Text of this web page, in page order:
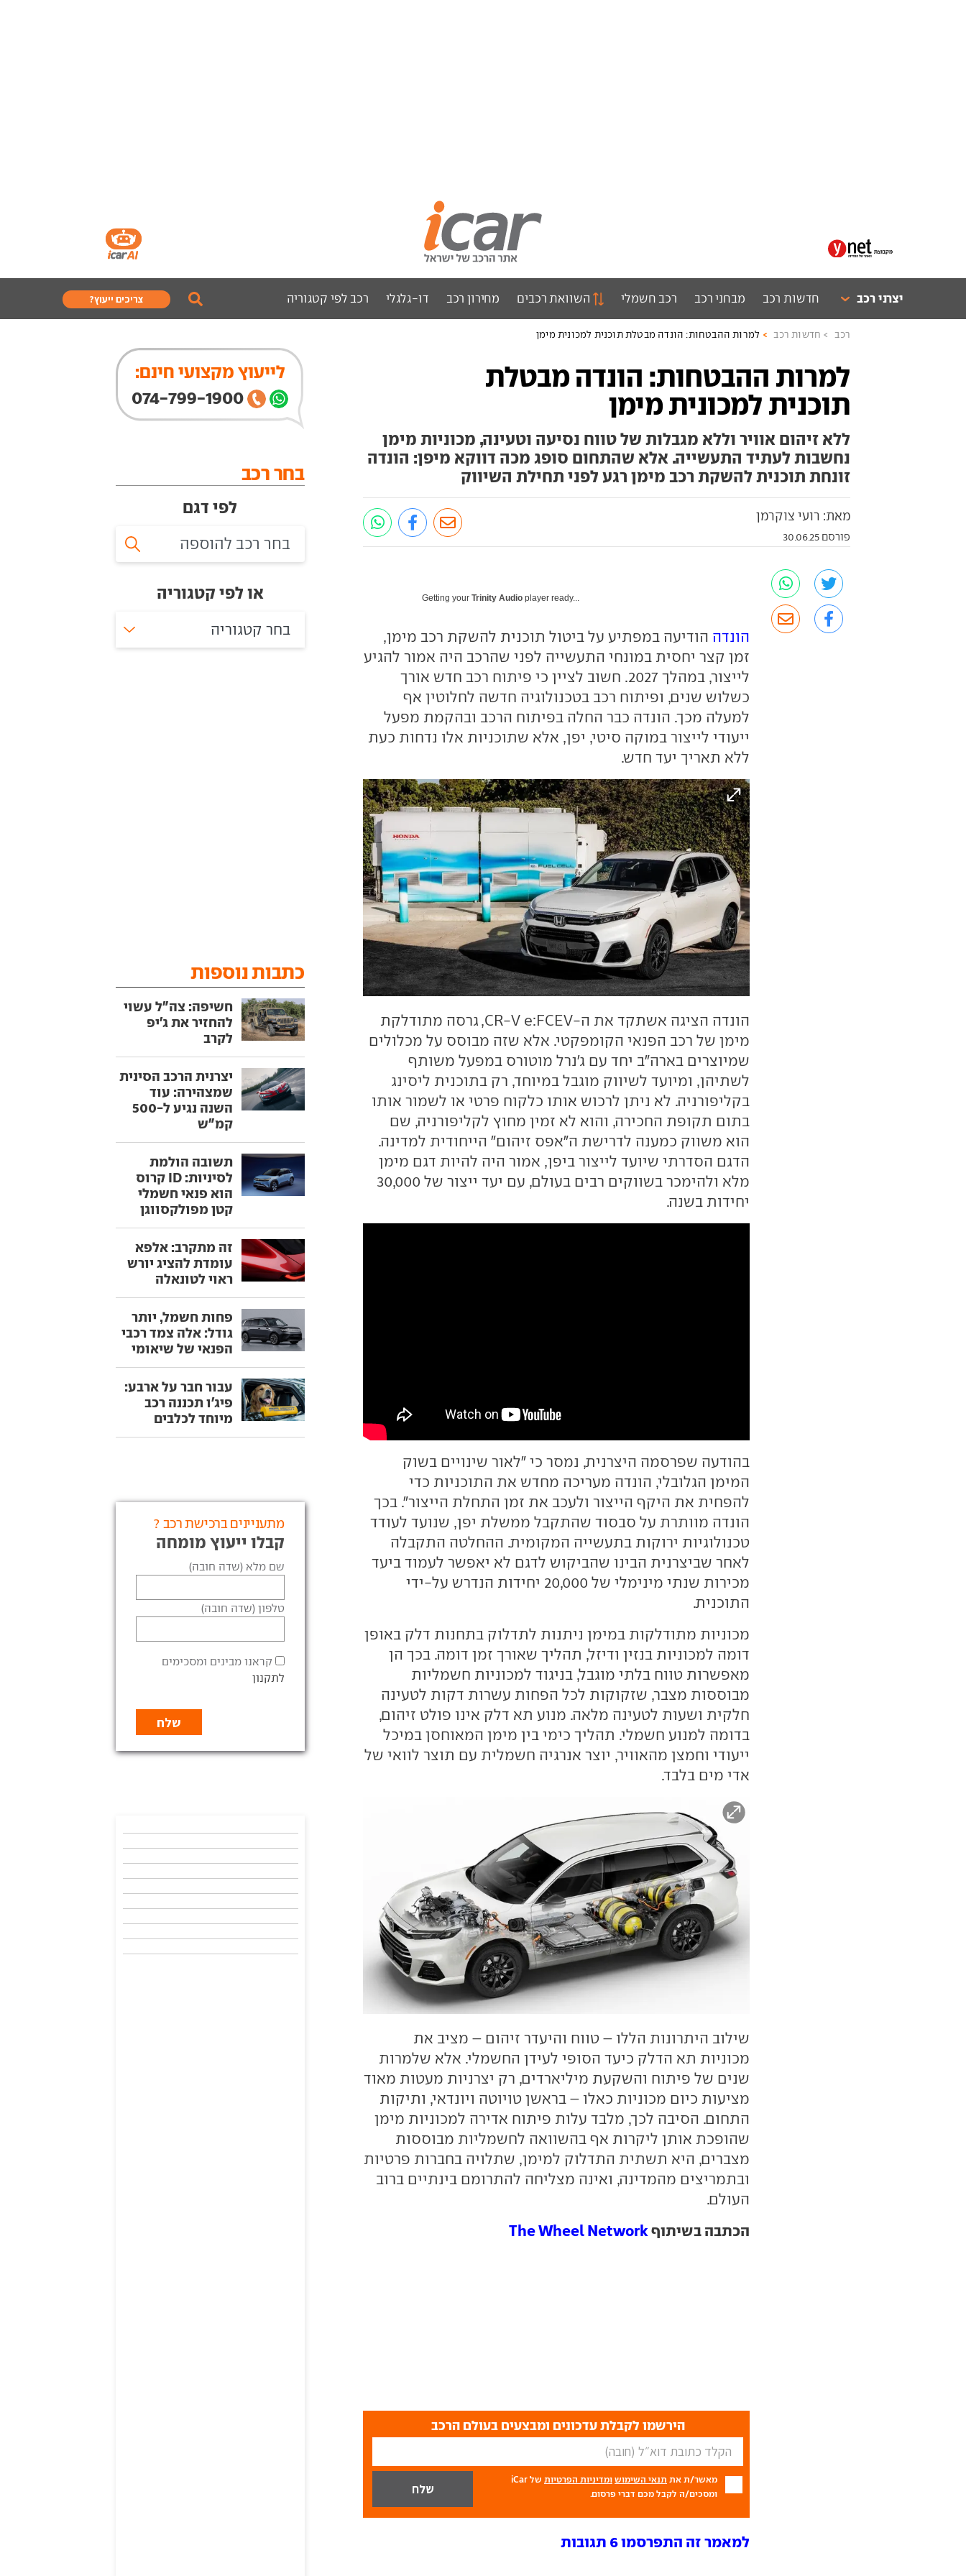
יצרני רכב חדשות רכב מבחני רכב רכב חשמלי השוואת רכבים מחירון רכב דו-גלגלי רכב לפי קטגוריה צריכים ייעוץ?
רכב חדשות רכב למרות ההבטחות: הונדה מבטלת תוכנית למכונית מימן
למרות ההבטחות: הונדה מבטלת
תוכנית למכונית מימן
ללא זיהום אוויר וללא מגבלות של טווח נסיעה וטעינה, מכוניות מימן
נחשבות לעתיד התעשייה. אלא שהתחום סופג מכה דווקא מיפן: הונדה
זונחת תוכנית להשקת רכב מימן רגע לפני תחילת השיווק
מאת: רועי צוקרמן
פורסם 30.06.25
Getting yourTrinity Audio player ready...
הונדה הודיעה במפתיע על ביטול תוכנית להשקת רכב מימן,
זמן קצר יחסית במונחי התעשייה לפני שהרכב היה אמור להגיע
לייצור, במהלך 2027. חשוב לציין כי פיתוח רכב חדש אורך
כשלוש שנים, ופיתוח רכב בטכנולוגיה חדשה לחלוטין אף
למעלה מכך. הונדה כבר החלה בפיתוח הרכב ובהקמת מפעל
ייעודי לייצור במוקה סיטי, יפן, אלא שתוכניות אלו נדחות כעת
ללא תאריך יעד חדש.
הונדה הציגה אשתקד את ה-CR-V e:FCEV, גרסה מתודלקת
מימן של רכב הפנאי הקומפקטי. אלא שזה מבוסס על מכלולים
שמיוצרים בארה"ב יחד עם ג'נרל מוטורס במפעל משותף
לשתיהן, ומיועד לשיווק מוגבל במיוחד, רק בתוכנית ליסינג
בקליפורניה. לא ניתן לרכוש אותו כלקוח פרטי או לשמור אותו
בתום תקופת החכירה, והוא לא זמין מחוץ לקליפורניה, שם
הוא משווק כמענה לדרישת ה"אפס זיהום" הייחודית למדינה.
הדגם הסדרתי שיועד לייצור ביפן, אמור היה להיות דגם מימן
מלא ולהימכר בשווקים רבים בעולם, עם יעד ייצור של 30,000
יחידות בשנה.
בהודעה שפרסמה היצרנית, נמסר כי "לאור שינויים בשוק
המימן הגלובלי, הונדה מעריכה מחדש את התוכניות כדי
להפחית את היקף הייצור ולעכב את זמן התחלת הייצור". בכך
הונדה מוותרת על סבסוד שהתקבל ממשלת יפן, שנועד לעודד
טכנולוגיות ירוקות בתעשייה המקומית. ההחלטה התקבלה
לאחר שביצרנית הבינו שהביקוש לדגם לא יאפשר לעמוד ביעד
מכירות שנתי מינימלי של 20,000 יחידות הנדרש על-ידי
התוכנית.
מכוניות מתודלקות במימן ניתנות לתדלוק בתחנות דלק באופן
דומה למכוניות בנזין ודיזל, תהליך שאורך זמן דומה. בכך הן
מאפשרות טווח בלתי מוגבל, בניגוד למכוניות חשמליות
מבוססות מצבר, שזקוקות לכל הפחות עשרות דקות לטעינה
חלקית ושעות לטעינה מלאה. מנוע תא דלק אינו פולט זיהום,
בדומה למנוע חשמלי. תהליך כימי בין מימן המאוחסן במיכל
ייעודי וחמצן מהאוויר, יוצר אנרגיה חשמלית עם תוצר לוואי של
אדי מים בלבד.
שילוב היתרונות הללו – טווח והיעדר זיהום – מציב את
מכוניות תא הדלק כיעד הסופי לעידן החשמלי. אלא שלמרות
שנים של פיתוח והשקעת מיליארדים, רק יצרניות מעטות מאוד
מציעות כיום מכוניות כאלו – בראשן טויוטה ויונדאי, ותיקות
התחום. הסיבה לכך, מלבד עלות פיתוח אדירה למכוניות מימן
שהופכת אותן ליקרות אף בהשוואה לחשמליות מבוססות
מצברים, היא תשתית התדלוק למימן, שתלויה בחברות פרטיות
ובתמריצים מהמדינה, ואינה מצליחה להתרומם בינתיים ברוב
העולם.
הכתבה בשיתוףThe Wheel Network
הירשמו לקבלת עדכונים ומבצעים בעולם הרכב
מאשר/ת את תנאי השימוש ומדיניות הפרטיות
של iCar
ומסכים/ה לקבל מכם דברי פרסום.
למאמר זה התפרסמו 6 תגובות
לייעוץ מקצועי חינם:
074-799-1900
בחר רכב
לפי דגם
או לפי קטגוריה
בחר קטגוריה
כתבות נוספות
חשיפה: צה"ל עשוי
להחזיר את ג'יפ
לקרב
יצרנית הרכב הסינית
שמצהירה: עוד
השנה נגיע ל-500
קמ"ש
תשובה הולמת
לסיניות: ID קרוס
הוא פנאי חשמלי
קטן מפולקסווגן
זה מתקרב: אלפא
עומדת להציג יורש
ראוי לטונאלה
פחות חשמל, יותר
גודל: אלה צמד רכבי
הפנאי של שיאומי
עבור חבר על ארבע:
פיג'ו תכננה רכב
מיוחד לכלבים
מתעניינים ברכישת רכב ?
קבלו ייעוץ מומחה
שם מלא (שדה חובה)
טלפון (שדה חובה)
קראנו מבינים ומסכימים
לתקנון